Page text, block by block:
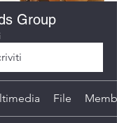
Group
File Membri